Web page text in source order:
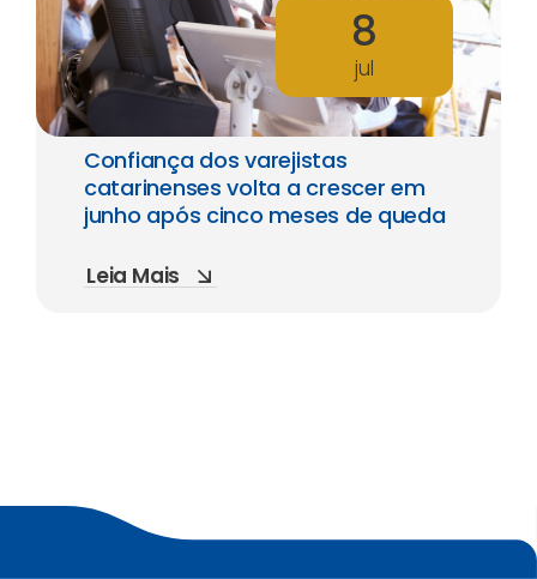
8
jul
Confiança dos varejistas
catarinenses volta a crescer em
junho após cinco meses de queda
Leia Mais